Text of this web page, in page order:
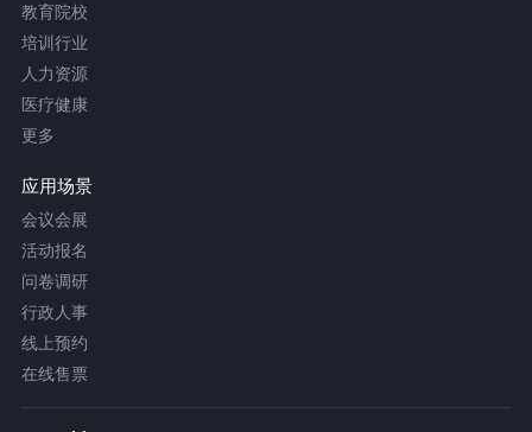
教育院校
培训行业
人力资源
医疗健康
更多
应用场景
会议会展
活动报名
问卷调研
行政人事
线上预约
在线售票